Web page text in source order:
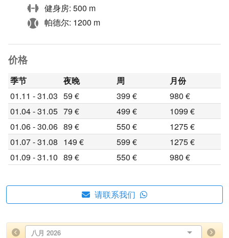
健身房: 500 m
帕德尔: 1200 m
价格
季节 夜晚 周
月份
01.11 - 31.03 59 € 399 €
980 €
01.04 - 31.05 79 € 499 €
1099 €
01.06 - 30.06 89 € 550 €
1275 €
01.07 - 31.08 149 € 599 €
1275 €
01.09 - 31.10 89 € 550 € 980 €
请联系我们
八月 2026